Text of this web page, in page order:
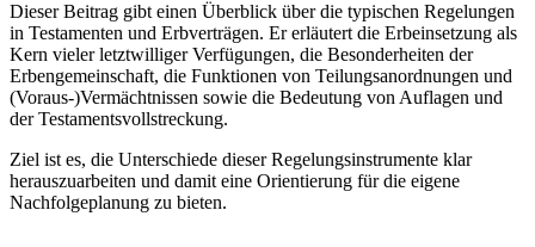
Dieser Beitrag gibt einen Überblick über die typischen Regelungen
in Testamenten und Erbverträgen. Er erläutert die Erbeinsetzung als
Kern vieler letztwilliger Verfügungen, die Besonderheiten der
Erbengemeinschaft, die Funktionen von Teilungsanordnungen und
(Voraus-)Vermächtnissen sowie die Bedeutung von Auflagen und
der Testamentsvollstreckung.
Ziel ist es, die Unterschiede dieser Regelungsinstrumente klar
herauszuarbeiten und damit eine Orientierung für die eigene
Nachfolgeplanung zu bieten.